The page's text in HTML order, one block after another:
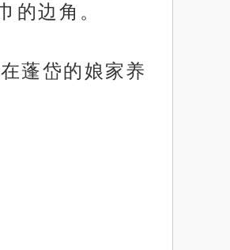
的边角。
蓬岱的娘家养